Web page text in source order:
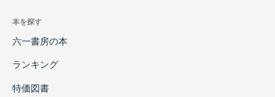
本を探す
六一書房の本
ランキング
特価図書